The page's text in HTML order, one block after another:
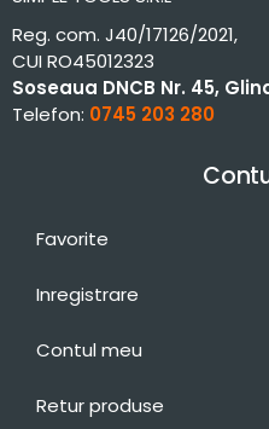
Reg. com. J40/17126/2021,
CUI RO45012323
Soseaua DNCB Nr. 45,
Telefon: 0745 203 280
Favorite
Inregistrare
Contul meu
Retur produse